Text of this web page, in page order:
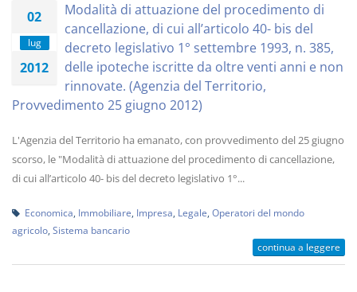
02
lug
2012
Modalità di attuazione del procedimento di
cancellazione, di cui all’articolo 40- bis del
decreto legislativo 1° settembre 1993, n. 385,
delle ipoteche iscritte da oltre venti anni e non
rinnovate. (Agenzia del Territorio,
Provvedimento 25 giugno 2012)
L'Agenzia del Territorio ha emanato, con provvedimento del 25 giugno
scorso, le "Modalità di attuazione del procedimento di cancellazione,
di cui all’articolo 40- bis del decreto legislativo 1°...
Economica Immobiliare Impresa Legale Operatori del mondo
agricolo Sistema bancario
continua a leggere